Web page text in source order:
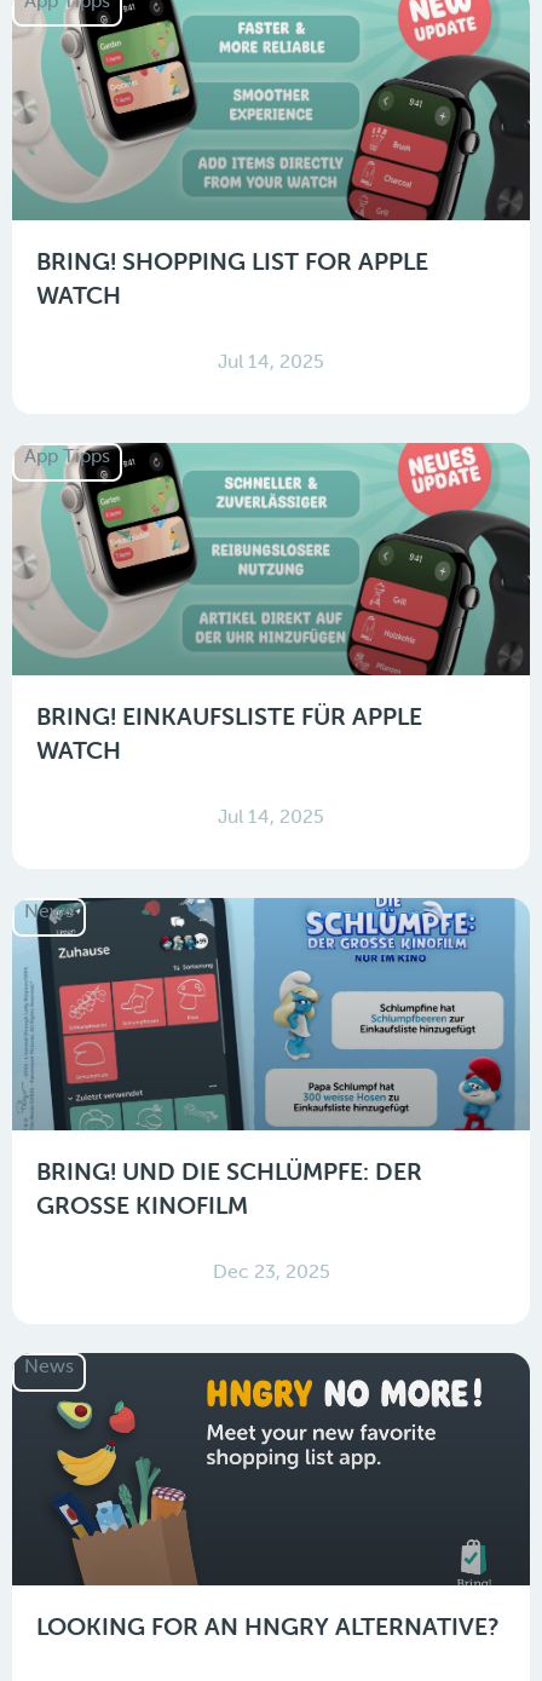
BRING! SHOPPING LIST FOR APPLE
WATCH
Jul 14, 2025
App Tipps
BRING! EINKAUFSLISTE FÜR APPLE
WATCH
Jul 14, 2025
News
BRING! UND DIE SCHLÜMPFE: DER
GROSSE KINOFILM
Dec 23, 2025
News
LOOKING FOR AN HNGRY ALTERNATIVE?